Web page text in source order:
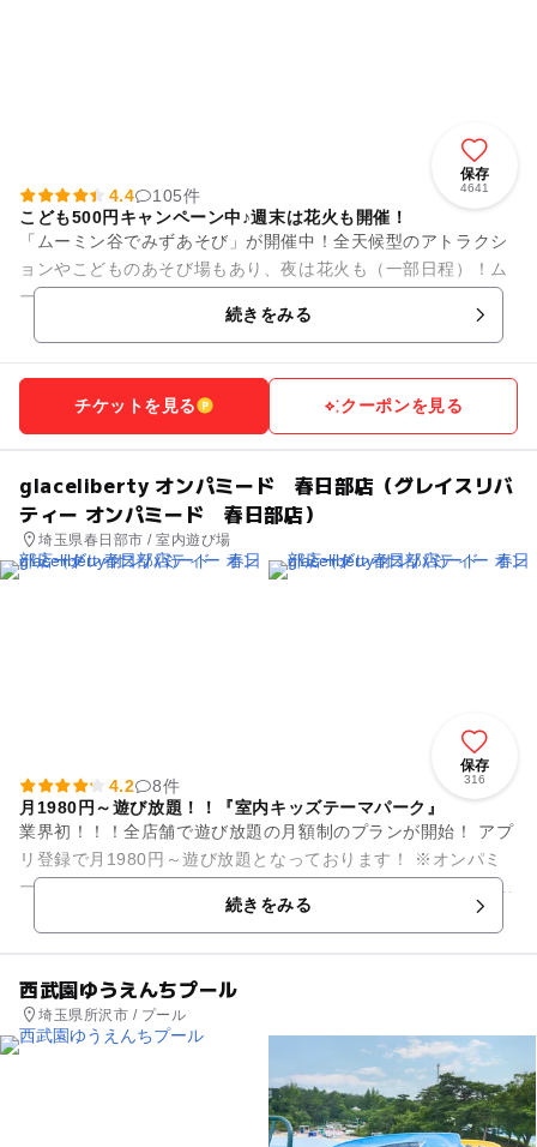
保存
4641
4.4
105件
こども500円キャンペーン中♪週末は花火も開催！
「ムーミン谷でみずあそび」が開催中！全天候型のアトラクシ
ョンやこどものあそび場もあり、夜は花火も（一部日程）！ム
ーミンバレーパークは、1日中親子で満喫できちゃうエリアが
続きをみる
チケットを見る クーポンを見る
glaceliberty オンパミード 春日部店（グレイスリバ
ティー オンパミード 春日部店）
埼玉県春日部市 / 室内遊び場
保存
316
4.2
8件
月1980円～遊び放題！！『室内キッズテーマパーク』
業界初！！！全店舗で遊び放題の月額制のプランが開始！ アプ
リ登録で月1980円～遊び放題となっております！ ※オンパミ
ード全店舗ご利用いただけます 詳しくはオフィシャルサイト
続きをみる
西武園ゆうえんちプール
埼玉県所沢市 / プール